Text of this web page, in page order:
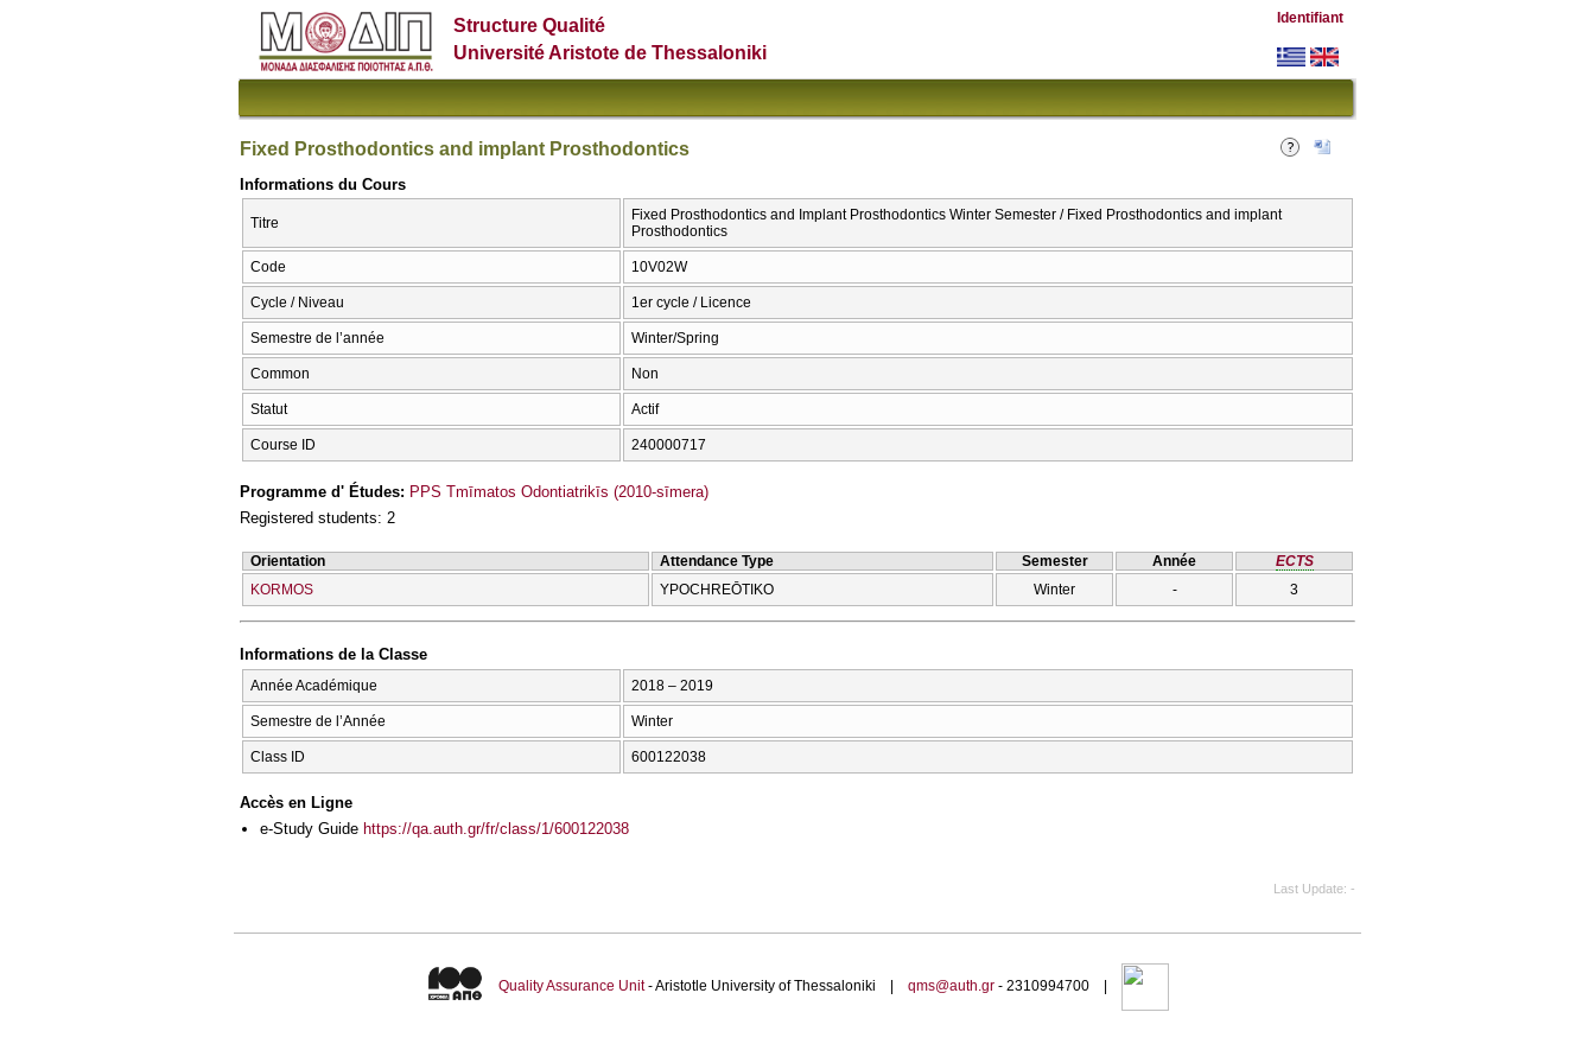
Structure Qualité
Université Aristote de Thessaloniki
Identifiant
Fixed Prosthodontics and implant Prosthodontics
Informations du Cours
Titre
Fixed Prosthodontics and Implant Prosthodontics Winter Semester / Fixed Prosthodontics and implant
Prosthodontics
Code 10V02W
Cycle / Niveau 1er cycle / Licence
Semestre de l’année Winter/Spring
Common Non
Statut Actif
Course ID 240000717
Programme d' Études: PPS Tmīmatos Odontiatrikīs (2010-sīmera)
Registered students: 2
Orientation Attendance Type Semester Année
ECTS
KORMOS
YPOCΗREŌTIKO Winter - 3
Informations de la Classe
Année Académique 2018 – 2019
Semestre de l’Année Winter
Class ID 600122038
Accès en Ligne
e-Study Guide https://qa.auth.gr/fr/class/1/600122038
Last Update -
Quality Assurance Unit- Aristotle University of Thessaloniki | qms@auth.gr- 2310994700 |